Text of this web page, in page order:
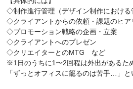
◇制作進行管理（デザイン制作における
◇クライアントからの依頼・課題のヒア
◇プロモーション戦略の企画・立案
◇クライアントへのプレゼン
◇クリエイターとのMTG など
※1日のうちに1〜2回程は外出があるた
「ずっとオフィスに籠るのは苦手…」と